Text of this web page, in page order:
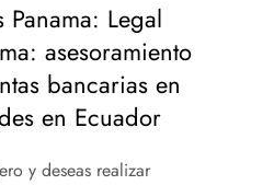
Panama: Legal
asesoramiento
bancarias en
en Ecuador
y deseas realizar